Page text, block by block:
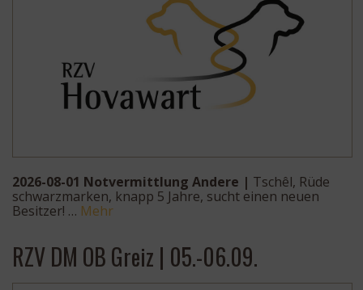
2026-08-01 Notvermittlung Andere | Tschêl, Rüde
schwarzmarken, knapp 5 Jahre, sucht einen neuen
Besitzer! … Mehr
RZV DM OB Greiz | 05.-06.09.